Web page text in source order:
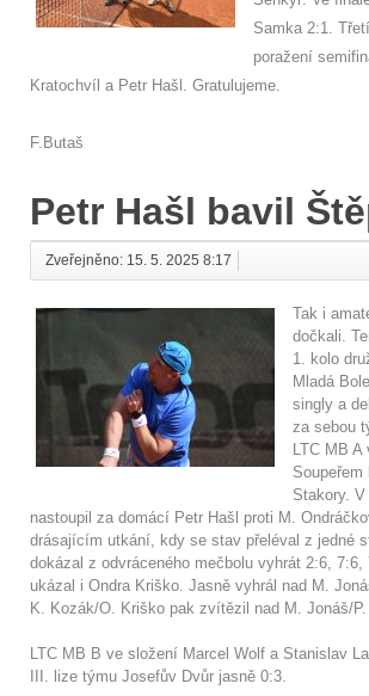
Samka 2:1.
poražení
Kratochvíl a Petr Hašl. Gratulujeme.
F.Butaš
Petr Hašl bavil
Zveřejněno: 15. 5. 2025 8:17
Tak i
dočkali.
1. kolo
Mladá
singly a
za sebou
LTC MB A
Stakory.
nastoupil za domácí Petr Hašl proti M.
drásajícím utkání, kdy se stav přeléval z jedné
dokázal z odvráceného mečbolu vyhrát 2:6,
ukázal i Ondra Kriško. Jasně vyhrál nad M.
K. Kozák/O. Kriško pak zvítězil nad M. Jonáš/P.
LTC MB B ve složení Marcel Wolf a Stanislav
III. lize týmu Josefův Dvůr jasně 0:3.